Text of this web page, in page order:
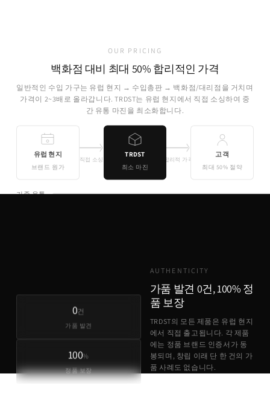
OUR PRICING
백화점 대비 최대 50% 합리적인 가격
일반적인 수입 가구는 유럽 현지 → 수입총판 → 백화점/대리점을 거치며
가격이 2~3배로 올라갑니다. TRDST는 유럽 현지에서 직접 소싱하여 중
간 유통 마진을 최소화합니다.
유럽 현지
브랜드 원가
직접 소싱
TRDST
최소 마진
합리적 가격
고객
최대 50% 절약
기존 유통
AUTHENTICITY
가품 발견 0건, 100% 정
품 보장
TRDST의 모든 제품은 유럽 현지
에서 직접 출고됩니다. 각 제품
에는 정품 브랜드 인증서가 동
봉되며, 창립 이래 단 한 건의 가
품 사례도 없습니다.
0건
가품 발견
100%
정품 보장